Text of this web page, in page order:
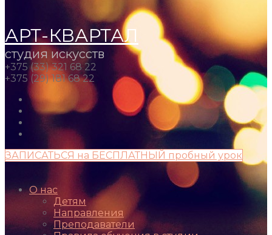
АРТ-КВАРТАЛ
студия искусств
+375 (33) 321 68 22
+375 (29) 181 68 22
ЗАПИСАТЬСЯ на БЕСПЛАТНЫЙ пробный урок
О нас
Детям
Направления
Преподаватели